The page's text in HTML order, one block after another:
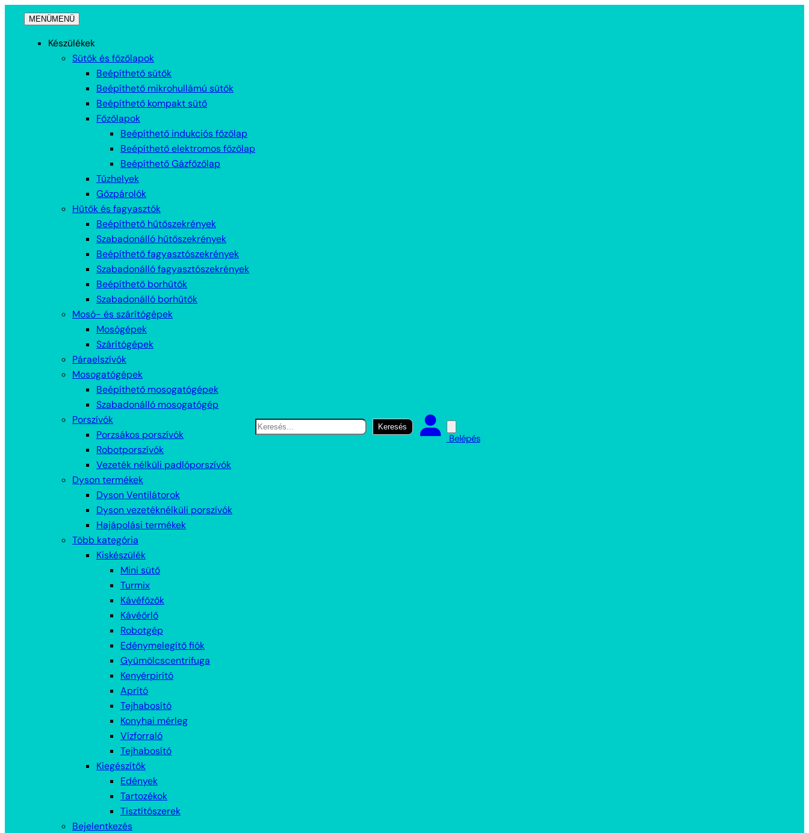
Ugrás
tartalomhoz
MENÜMENÜ
Készülékek
Sütők és főzőlapok
Beépíthető sütők
Beépíthető mikrohullámú sütők
Beépíthető kompakt sütő
Főzőlapok
Beépíthető indukciós főzőlap
Beépíthető elektromos főzőlap
Beépíthető Gázfőzőlap
Tűzhelyek
Gőzpárolók
Hűtők és fagyasztók
Beépíthető hűtőszekrények
Szabadonálló hűtőszekrények
Beépíthető fagyasztószekrények
Szabadonálló fagyasztószekrények
Beépíthető borhűtők
Szabadonálló borhűtők
Mosó- és szárítógépek
Mosógépek
Szárítógépek
Páraelszívók
Mosogatógépek
Beépíthető mosogatógépek
Szabadonálló mosogatógép
Porszívók
Porzsákos porszívók
Robotporszívók
Vezeték nélküli padlóporszívók
Dyson termékek
Dyson Ventilátorok
Dyson vezetéknélküli porszívók
Hajápolási termékek
Több kategória
Kiskészülék
Mini sütő
Turmix
Kávéfőzők
Kávéőrlő
Robotgép
Edénymelegítő fiók
Gyümölcscentrifuga
Kenyérpirító
Aprító
Tejhabosító
Konyhai mérleg
Vízforraló
Tejhabosító
Kiegészítők
Edények
Tartozékok
Tisztítószerek
Bejelentkezés
Keresés Keresés
Belépés